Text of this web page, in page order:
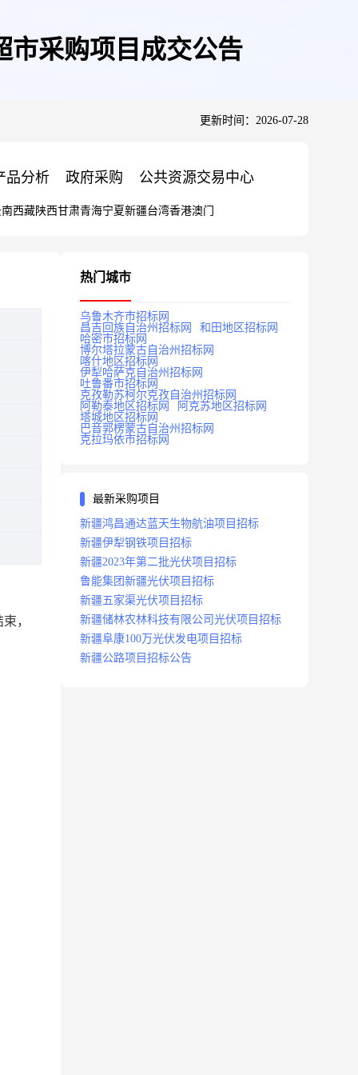
市采购项目成交公告
更新时间：2026-07-28
品分析 政府采购 公共资源交易中心
西藏陕西甘肃青海宁夏新疆台湾香港澳门
，
热门城市
乌鲁木齐市招标网
昌吉回族自治州招标网
和田地区招标网
哈密市招标网
博尔塔拉蒙古自治州招标网
喀什地区招标网
伊犁哈萨克自治州招标网
吐鲁番市招标网
克孜勒苏柯尔克孜自治州招标网
阿勒泰地区招标网
阿克苏地区招标网
塔城地区招标网
巴音郭楞蒙古自治州招标网
克拉玛依市招标网
最新采购项目
新疆鸿昌通达蓝天生物航油项目招标
新疆伊犁钢铁项目招标
新疆2023年第二批光伏项目招标
鲁能集团新疆光伏项目招标
新疆五家渠光伏项目招标
新疆储林农林科技有限公司光伏项目招标
新疆阜康100万光伏发电项目招标
新疆公路项目招标公告